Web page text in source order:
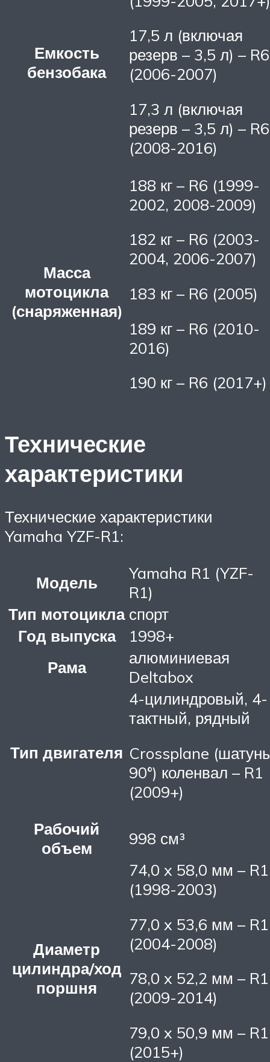
Емкость
бензобака
17,5 л (включая
резерв – 3,5 л) – R6
(2006-2007)
17,3 л (включая
резерв – 3,5 л) – R6
(2008-2016)
Масса
мотоцикла
(снаряженная)
188 кг – R6 (1999-
2002, 2008-2009)
182 кг – R6 (2003-
2004, 2006-2007)
183 кг – R6 (2005)
189 кг – R6 (2010-
2016)
190 кг – R6 (2017+)
Технические
характеристики
Технические характеристики
Yamaha YZF-R1:
Модель
Yamaha R1 (YZF-
R1)
Тип мотоцикла спорт
Год выпуска
1998+
Рама
алюминиевая
Deltabox
Тип двигателя
4-цилиндровый, 4-
тактный, рядный
Crossplane
90°) коленвал – R1
(2009+)
Рабочий
объем
998 см³
Диаметр
цилиндра/ход
поршня
74,0 x 58,0 мм – R1
(1998-2003)
77,0 x 53,6 мм – R1
(2004-2008)
78,0 x 52,2 мм – R1
(2009-2014)
79,0 x 50,9 мм – R1
(2015+)